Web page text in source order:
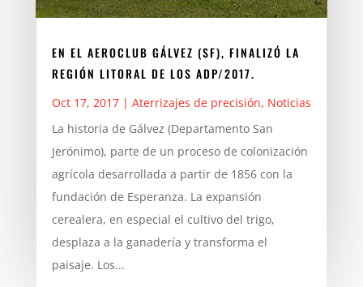
EN EL AEROCLUB GÁLVEZ (SF), FINALIZÓ LA
REGIÓN LITORAL DE LOS ADP/2017.
Oct 17, 2017| Aterrizajes de precisión, Noticias
La historia de Gálvez (Departamento San
Jerónimo), parte de un proceso de colonización
agrícola desarrollada a partir de 1856 con la
fundación de Esperanza. La expansión
cerealera, en especial el cultivo del trigo,
desplaza a la ganadería y transforma el
paisaje. Los...